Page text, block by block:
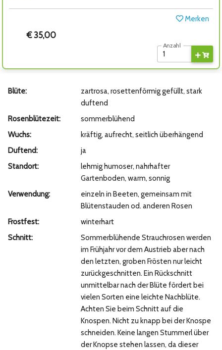
Merken
€ 35,00
Anzahl
Blüte:
zartrosa, rosettenförmig gefüllt, stark
duftend
Rosenblütezeit:
sommerblühend
Wuchs:
kräftig, aufrecht, seitlich überhängend
Duftend:
ja
Standort:
lehmig humoser, nahrhafter
Gartenboden, warm, sonnig
Verwendung:
einzeln in Beeten, gemeinsam mit
Blütenstauden od. anderen Rosen
Frostfest:
winterhart
Schnitt:
Sommerblühende Strauchrosen werden
im Frühjahr vor dem Austrieb aber nach
den letzten, groben Frösten nur leicht
zurückgeschnitten. Ein Rückschnitt
unmittelbar nach der Blüte fördert bei
vielen Sorten eine leichte Nachblüte.
Achten Sie beim Schnitt auf die
Knospen. Nicht zu knapp bei der Knospe
schneiden. Keine langen Stummerl über
der Knopse stehen lassen, da dieser